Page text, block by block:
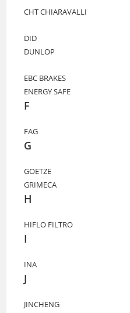
CHT CHIARAVALLI
DID
DUNLOP
EBC BRAKES
ENERGY SAFE
F
FAG
G
GOETZE
GRIMECA
H
HIFLO FILTRO
I
INA
J
JINCHENG